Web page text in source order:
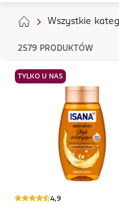
Wszystkie
2579 PRODUKTÓW
TYLKO U NAS
4,9